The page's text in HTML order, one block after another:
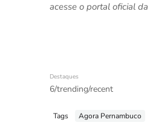
acesse o portal oficial da
Destaques
6/trending/recent
Tags Agora Pernambuco